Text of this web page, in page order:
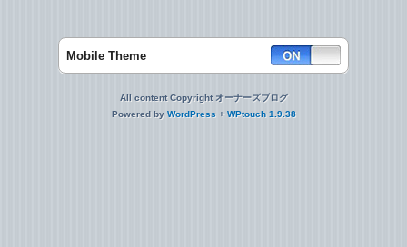
Mobile Theme
All content Copyright オーナーズブログ
Powered by WordPress + WPtouch 1.9.38